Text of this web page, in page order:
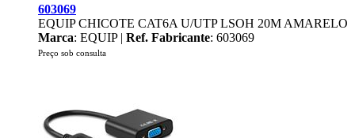
603069
EQUIP CHICOTE CAT6A U/UTP LSOH 20M AMARELO
Marca: EQUIP | Ref. Fabricante: 603069
Preço sob consulta